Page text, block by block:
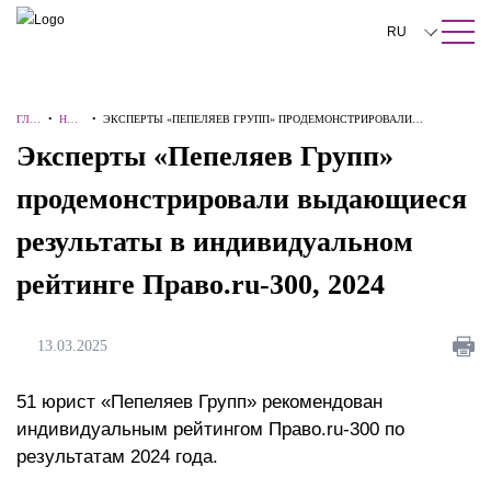
ПОИСК ПО САЙТУ Закрыть
RU
中文
Deutsch
Français
ГЛА
Я
•НОВ
• ЭКСПЕРТЫ «ПЕПЕЛЯЕВ ГРУПП» ПРОДЕМОНСТРИРОВАЛИ
ПРАВО.RU-300, 2024
Эксперты «Пепеляев Групп»
продемонстрировали выдающиеся
результаты в индивидуальном
рейтинге Право.ru-300, 2024
13.03.2025
51 юрист «Пепеляев Групп» рекомендован
индивидуальным рейтингом Право.ru-300 по
результатам 2024 года.